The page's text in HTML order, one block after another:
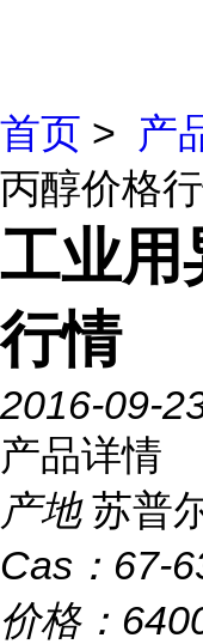
首页 > 产
丙醇价格
工业用
行情
2016-09-
产品详情
产地 苏普
Cas： 67-
价格：